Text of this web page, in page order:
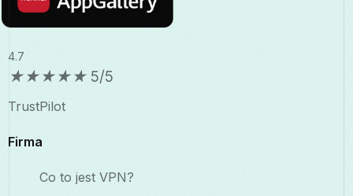
4.7
★★★★★ 5/5
TrustPilot
Firma
Co to jest VPN?